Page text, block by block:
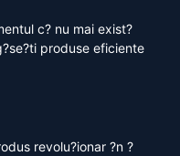
c? nu mai exist?
produse eficiente
revolu?ionar ?n ?